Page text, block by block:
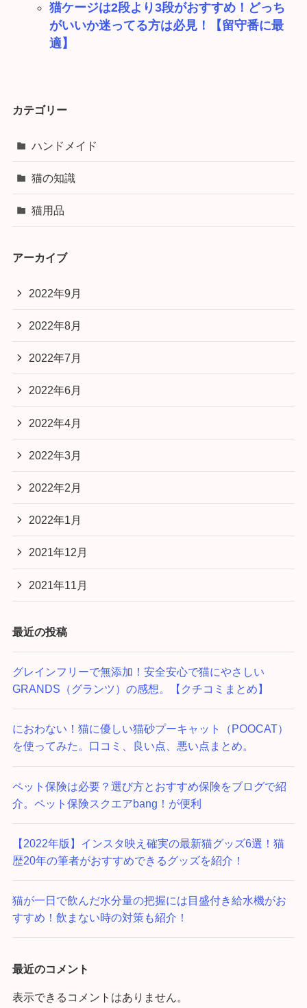
猫ケージは2段より3段がおすすめ！どっち
がいいか迷ってる方は必見！【留守番に最
適】
カテゴリー
ハンドメイド
猫の知識
猫用品
アーカイブ
2022年9月
2022年8月
2022年7月
2022年6月
2022年4月
2022年3月
2022年2月
2022年1月
2021年12月
2021年11月
最近の投稿
グレインフリーで無添加！安全安心で猫にやさしい
GRANDS（グランツ）の感想。【クチコミまとめ】
におわない！猫に優しい猫砂プーキャット（POOCAT）
を使ってみた。口コミ、良い点、悪い点まとめ。
ペット保険は必要？選び方とおすすめ保険をブログで紹
介。ペット保険スクエアbang！が便利
【2022年版】インスタ映え確実の最新猫グッズ6選！猫
歴20年の筆者がおすすめできるグッズを紹介！
猫が一日で飲んだ水分量の把握には目盛付き給水機がお
すすめ！飲まない時の対策も紹介！
最近のコメント
表示できるコメントはありません。